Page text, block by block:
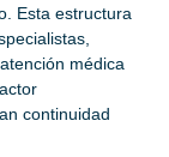
Esta estructura
médica
continuidad